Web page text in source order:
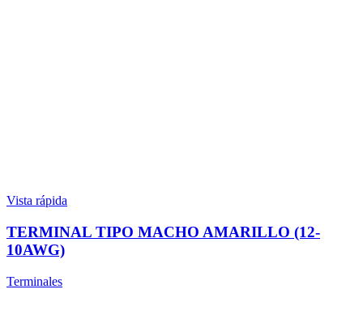
Vista rápida
TERMINAL TIPO MACHO AMARILLO (12-
10AWG)
Terminales